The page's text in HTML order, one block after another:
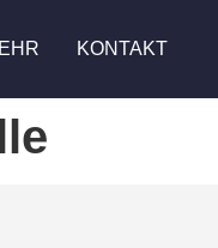
KONTAKT